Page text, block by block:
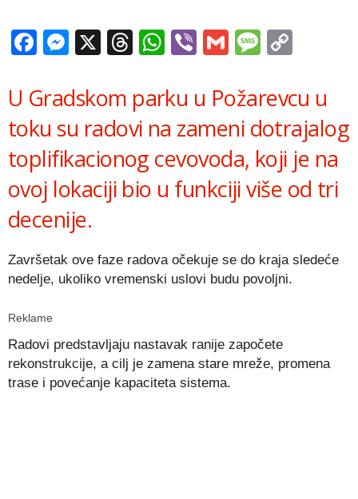
Facebook
Messenger
X Threads
WhatsApp
ViberGmail
U Gradskom parku u Požarevcu u
toku su radovi na zameni dotrajalog
toplifikacionog cevovoda, koji je na
ovoj lokaciji bio u funkciji više od tri
decenije.
Završetak ove faze radova očekuje se do kraja sledeće
nedelje, ukoliko vremenski uslovi budu povoljni.
Reklame
Radovi predstavljaju nastavak ranije započete
rekonstrukcije, a cilj je zamena stare mreže, promena
trase i povećanje kapaciteta sistema.